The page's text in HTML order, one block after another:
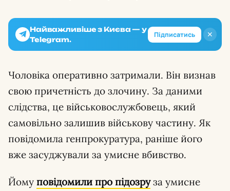
✕
Найважливіше з Києва — у
Telegram.
Підписатись
Чоловіка оперативно затримали. Він визнав
свою причетність до злочину. За даними
слідства, це військовослужбовець, який
самовільно залишив військову частину. Як
повідомила генпрокуратура, раніше його
вже засуджували за умисне вбивство.
Йому повідомили про підозруза умисне